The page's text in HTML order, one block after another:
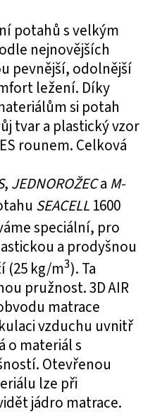
potahů s velkým
nejnovějších
pevnější, odolnější
ležení. Díky
si potah
tvar a plastický vzor
rounem. Celková
, JEDNOROŽECa M-
SEACELL 1600
speciální, pro
a prodyšnou
(25 kg/m3). Ta
pružnost. 3D AIR
matrace
vzduchu uvnitř
o materiál s
Otevřenou
lze při
jádro matrace.